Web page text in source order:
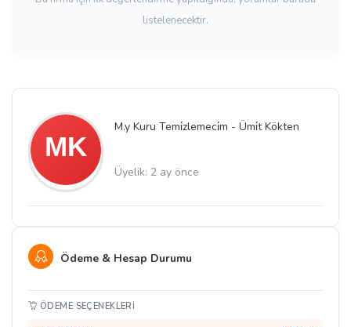
M.y Kuru Temi̇zlemeci̇m - Ümi̇t Kökten
Üyelik: 2 ay önce
Ödeme & Hesap Durumu
ÖDEME SEÇENEKLERI
listelenecektir.